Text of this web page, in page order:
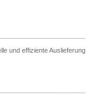
und effiziente Auslieferung